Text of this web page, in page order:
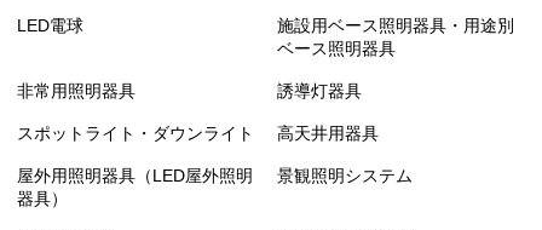
LED電球
施設用ベース照明器具・用途別
ベース照明器具
非常用照明器具 誘導灯器具
スポットライト・ダウンライト 高天井用器具
屋外用照明器具（LED屋外照明
器具）
景観照明システム